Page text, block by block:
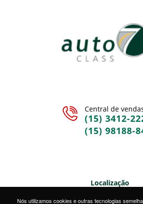
Central de
(15) 3412-
(15) 98188-
Localização
Nós utilizamos cookies e outras tecnologias